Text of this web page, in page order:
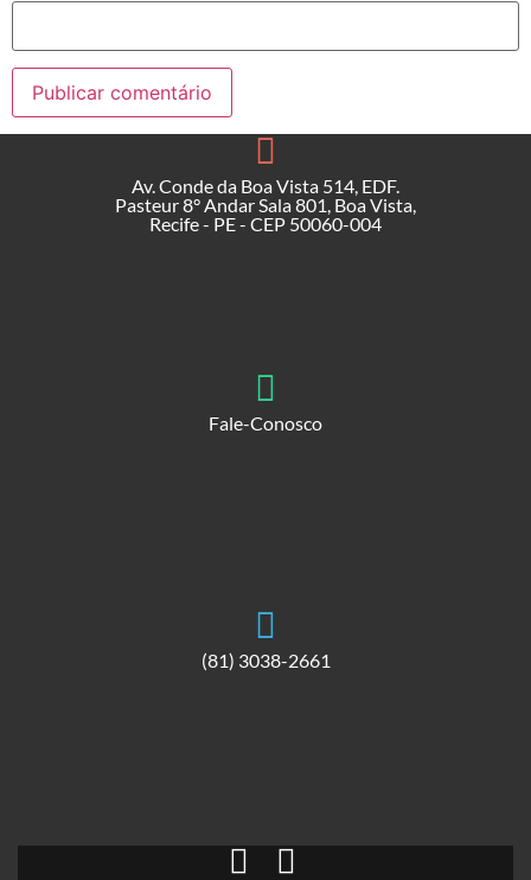
Av. Conde da Boa Vista 514, EDF.
Pasteur 8° Andar Sala 801, Boa Vista,
Recife - PE - CEP 50060-004
Fale-Conosco
(81) 3038-2661